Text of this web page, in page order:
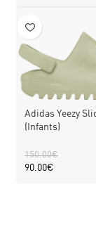
Adidas Yeezy
(Infants)
150.00€
90.00€